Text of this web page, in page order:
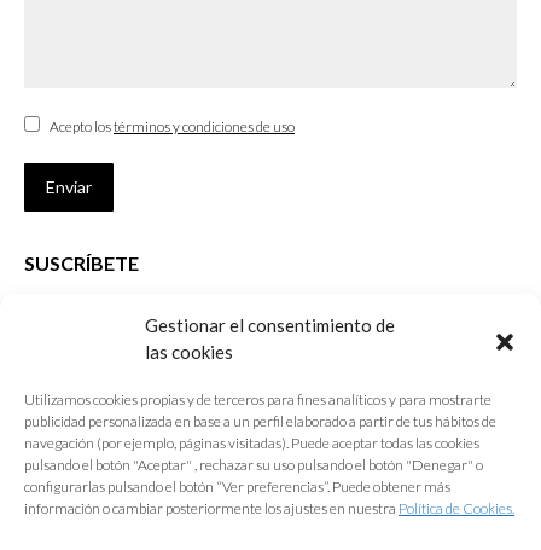
Gestionar el consentimiento de
las cookies
Utilizamos cookies propias y de terceros para fines analíticos y para mostrarte
publicidad personalizada en base a un perfil elaborado a partir de tus hábitos de
navegación (por ejemplo, páginas visitadas). Puede aceptar todas las cookies
pulsando el botón "Aceptar" , rechazar su uso pulsando el botón "Denegar" o
configurarlas pulsando el botón “Ver preferencias”. Puede obtener más
información o cambiar posteriormente los ajustes en nuestra Política de Cookies.
Acepto lostérminos y condiciones de uso
Enviar
SUSCRÍBETE
que desarrolla el Colegio de Arquitectos de Cádiz
E-mail *
Acepto lostérminos y condiciones de uso